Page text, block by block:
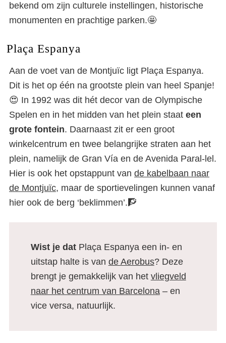
bekend om zijn culturele instellingen, historische
monumenten en prachtige parken.🤩
Plaça Espanya
Aan de voet van de Montjuïc ligt Plaça Espanya.
Dit is het op één na grootste plein van heel Spanje!
😍 In 1992 was dit hét decor van de Olympische
Spelen en in het midden van het plein staat een
grote fontein. Daarnaast zit er een groot
winkelcentrum en twee belangrijke straten aan het
plein, namelijk de Gran Vía en de Avenida Paral-lel.
Hier is ook het opstappunt van de kabelbaan naar
de Montjuïc, maar de sportievelingen kunnen vanaf
hier ook de berg ‘beklimmen’.🧗
Wist je datPlaça Espanya een in- en
uitstap halte is van de Aerobus? Deze
brengt je gemakkelijk van het vliegveld
naar het centrum van Barcelona– en
vice versa, natuurlijk.